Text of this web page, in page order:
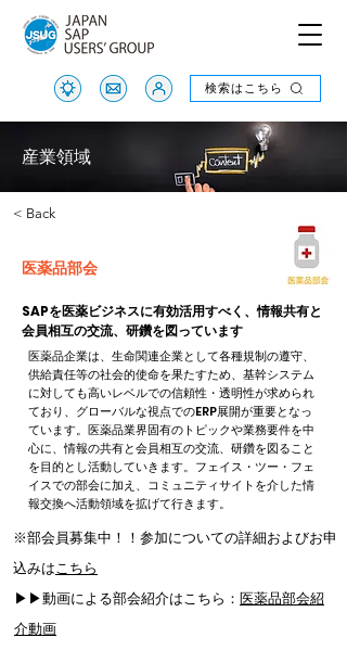
検索はこちら
検索はこちら
産業領域
< Back
医薬品部会
SAPを医薬ビジネスに有効活用すべく、情報共有と
会員相互の交流、研鑽を図っています
医薬品企業は、生命関連企業として各種規制の遵守、
供給責任等の社会的使命を果たすため、基幹システム
に対しても高いレベルでの信頼性・透明性が求められ
ており、グローバルな視点でのERP展開が重要となっ
ています。医薬品業界固有のトピックや業務要件を中
心に、情報の共有と会員相互の交流、研鑽を図ること
を目的とし活動していきます。フェイス・ツー・フェ
イスでの部会に加え、コミュニティサイトを介した情
報交換へ活動領域を拡げて行きます。
※部会員募集中！！参加についての詳細およびお申
込みはこちら
▶▶動画による部会紹介はこちら： 医薬品部会紹
介動画